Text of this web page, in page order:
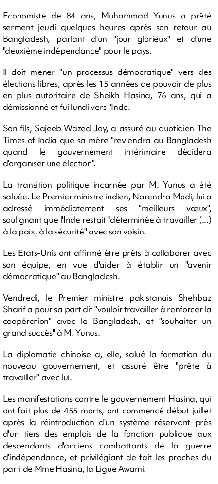
Economiste de 84 ans, Muhammad Yunus a prêté
serment jeudi quelques heures après son retour au
Bangladesh, parlant d'un "jour glorieux" et d'une
"deuxième indépendance" pour le pays.
Il doit mener "un processus démocratique" vers des
élections libres, après les 15 années de pouvoir de plus
en plus autoritaire de Sheikh Hasina, 76 ans, qui a
démissionné et fui lundi vers l'Inde.
Son fils, Sajeeb Wazed Joy, a assuré au quotidien The
Times of India que sa mère "reviendra au Bangladesh
quand le gouvernement intérimaire décidera
d'organiser une élection".
La transition politique incarnée par M. Yunus a été
saluée. Le Premier ministre indien, Narendra Modi, lui a
adressé immédiatement ses "meilleurs vœux",
soulignant que l'Inde restait "déterminée à travailler (...)
à la paix, à la sécurité" avec son voisin.
Les Etats-Unis ont affirmé être prêts à collaborer avec
son équipe, en vue d'aider à établir un "avenir
démocratique" au Bangladesh.
Vendredi, le Premier ministre pakistanais Shehbaz
Sharif a pour sa part dit "vouloir travailler à renforcer la
coopération" avec le Bangladesh, et "souhaiter un
grand succès" à M. Yunus.
La diplomatie chinoise a, elle, salué la formation du
nouveau gouvernement, et assuré être "prête à
travailler" avec lui.
Les manifestations contre le gouvernement Hasina, qui
ont fait plus de 455 morts, ont commencé début juillet
après la réintroduction d'un système réservant près
d'un tiers des emplois de la fonction publique aux
descendants d'anciens combattants de la guerre
d'indépendance, et privilégiant de fait les proches du
parti de Mme Hasina, la Ligue Awami.